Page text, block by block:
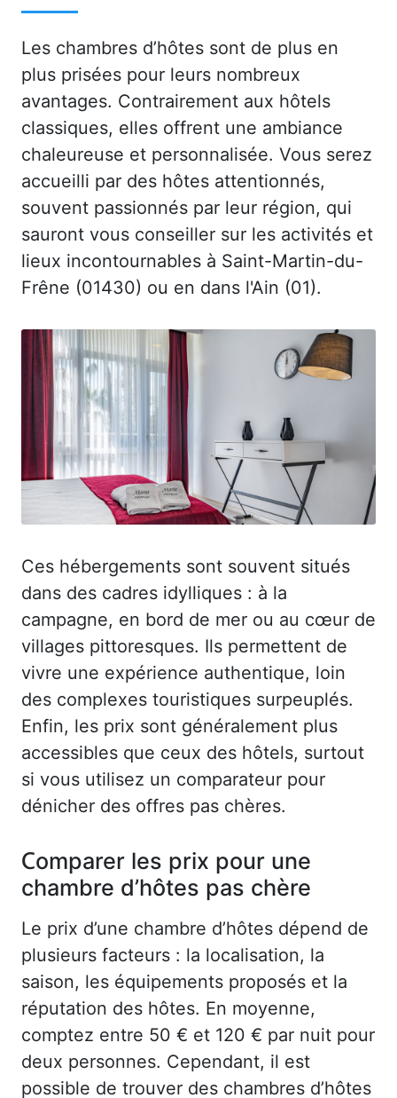
Les chambres d’hôtes sont de plus en
plus prisées pour leurs nombreux
avantages. Contrairement aux hôtels
classiques, elles offrent une ambiance
chaleureuse et personnalisée. Vous serez
accueilli par des hôtes attentionnés,
souvent passionnés par leur région, qui
sauront vous conseiller sur les activités et
lieux incontournables à Saint-Martin-du-
Frêne (01430) ou en dans l'Ain (01).
Ces hébergements sont souvent situés
dans des cadres idylliques : à la
campagne, en bord de mer ou au cœur de
villages pittoresques. Ils permettent de
vivre une expérience authentique, loin
des complexes touristiques surpeuplés.
Enfin, les prix sont généralement plus
accessibles que ceux des hôtels, surtout
si vous utilisez un comparateur pour
dénicher des offres pas chères.
Comparer les prix pour une
chambre d’hôtes pas chère
Le prix d’une chambre d’hôtes dépend de
plusieurs facteurs : la localisation, la
saison, les équipements proposés et la
réputation des hôtes. En moyenne,
comptez entre 50 € et 120 € par nuit pour
deux personnes. Cependant, il est
possible de trouver des chambres d’hôtes